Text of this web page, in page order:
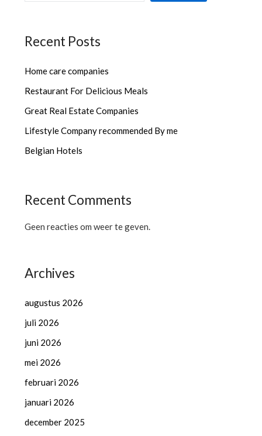
Recent Posts
Home care companies
Restaurant For Delicious Meals
Great Real Estate Companies
Lifestyle Company recommended By me
Belgian Hotels
Recent Comments
Geen reacties om weer te geven.
Archives
augustus 2026
juli 2026
juni 2026
mei 2026
februari 2026
januari 2026
december 2025